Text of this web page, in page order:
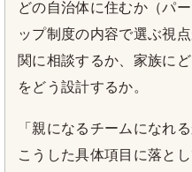
どの自治体に住むか（パ
ップ制度の内容で選ぶ視
関に相談するか、家族に
をどう設計するか。
「親になるチームになれ
こうした具体項目に落とし